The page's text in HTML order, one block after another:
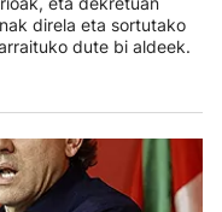
direla eta sortutako
dute bi aldeek.